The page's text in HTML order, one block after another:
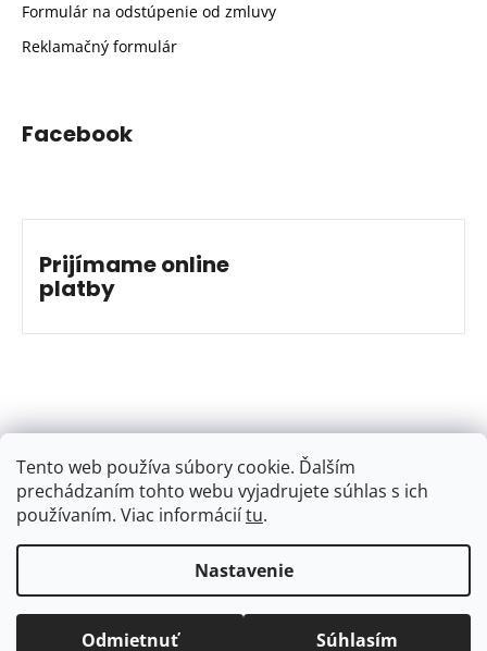
Tento web používa súbory cookie. Ďalším
prechádzaním tohto webu vyjadrujete súhlas s ich
používaním. Viac informáciítu.
Nastavenie
Odmietnuť Súhlasím
Formulár na odstúpenie od zmluvy
Reklamačný formulár
Facebook
Prijímame online
platby
…
Vytvoril Shoptet&Jakub Grác
Copyright 2026BAJKSHOP . Všetky práva vyhradené.